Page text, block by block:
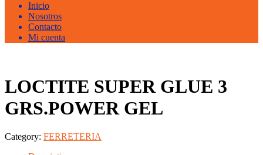
Inicio
Nosotros
Contacto
Mi cuenta
LOCTITE SUPER GLUE 3
GRS.POWER GEL
Category: FERRETERIA